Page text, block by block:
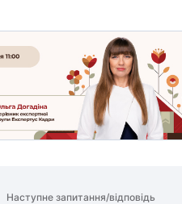
Наступне запитання/відповідь